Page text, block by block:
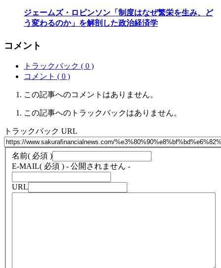
ジェームズ・ロビンソン「制度はなぜ繁栄を生み、ど
う変わるのか」を解剖した政治経済学
コメント
トラックバック ( 0 )
コメント ( 0 )
この記事へのコメントはありません。
この記事へのトラックバックはありません。
トラックバック URL
名前( 必須 )
E-MAIL( 必須 ) - 公開されません -
URL